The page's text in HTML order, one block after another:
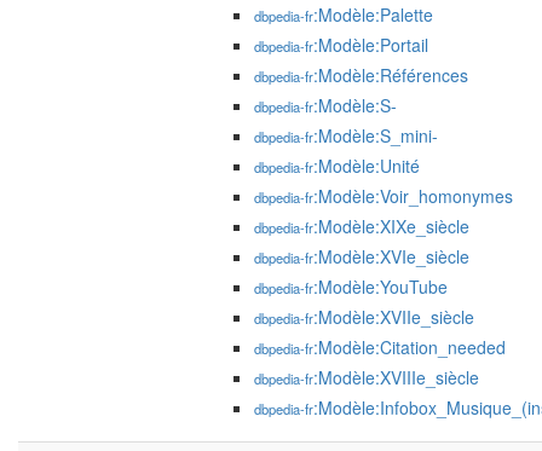
dbpedia-fr:Modèle:Palette
dbpedia-fr:Modèle:Portail
dbpedia-fr:Modèle:Références
dbpedia-fr:Modèle:S-
dbpedia-fr:Modèle:S_mini-
dbpedia-fr:Modèle:Unité
dbpedia-fr:Modèle:Voir_homonymes
dbpedia-fr:Modèle:XIXe_siècle
dbpedia-fr:Modèle:XVIe_siècle
dbpedia-fr:Modèle:YouTube
dbpedia-fr:Modèle:XVIIe_siècle
dbpedia-fr:Modèle:Citation_needed
dbpedia-fr:Modèle:XVIIIe_siècle
dbpedia-fr